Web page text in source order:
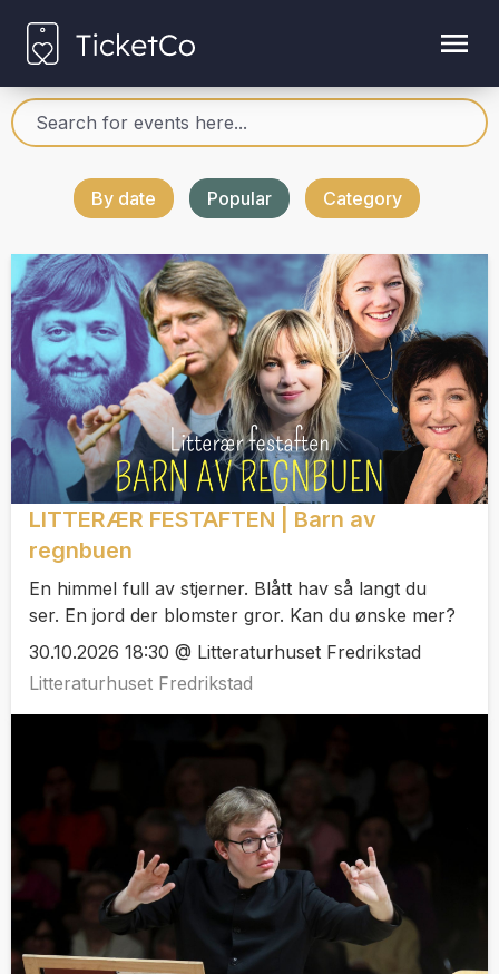
By date Popular Category
LITTERÆR FESTAFTEN | Barn av
regnbuen
En himmel full av stjerner. Blått hav så langt du
ser. En jord der blomster gror. Kan du ønske mer?
30.10.2026 18:30 @ Litteraturhuset Fredrikstad
Litteraturhuset Fredrikstad